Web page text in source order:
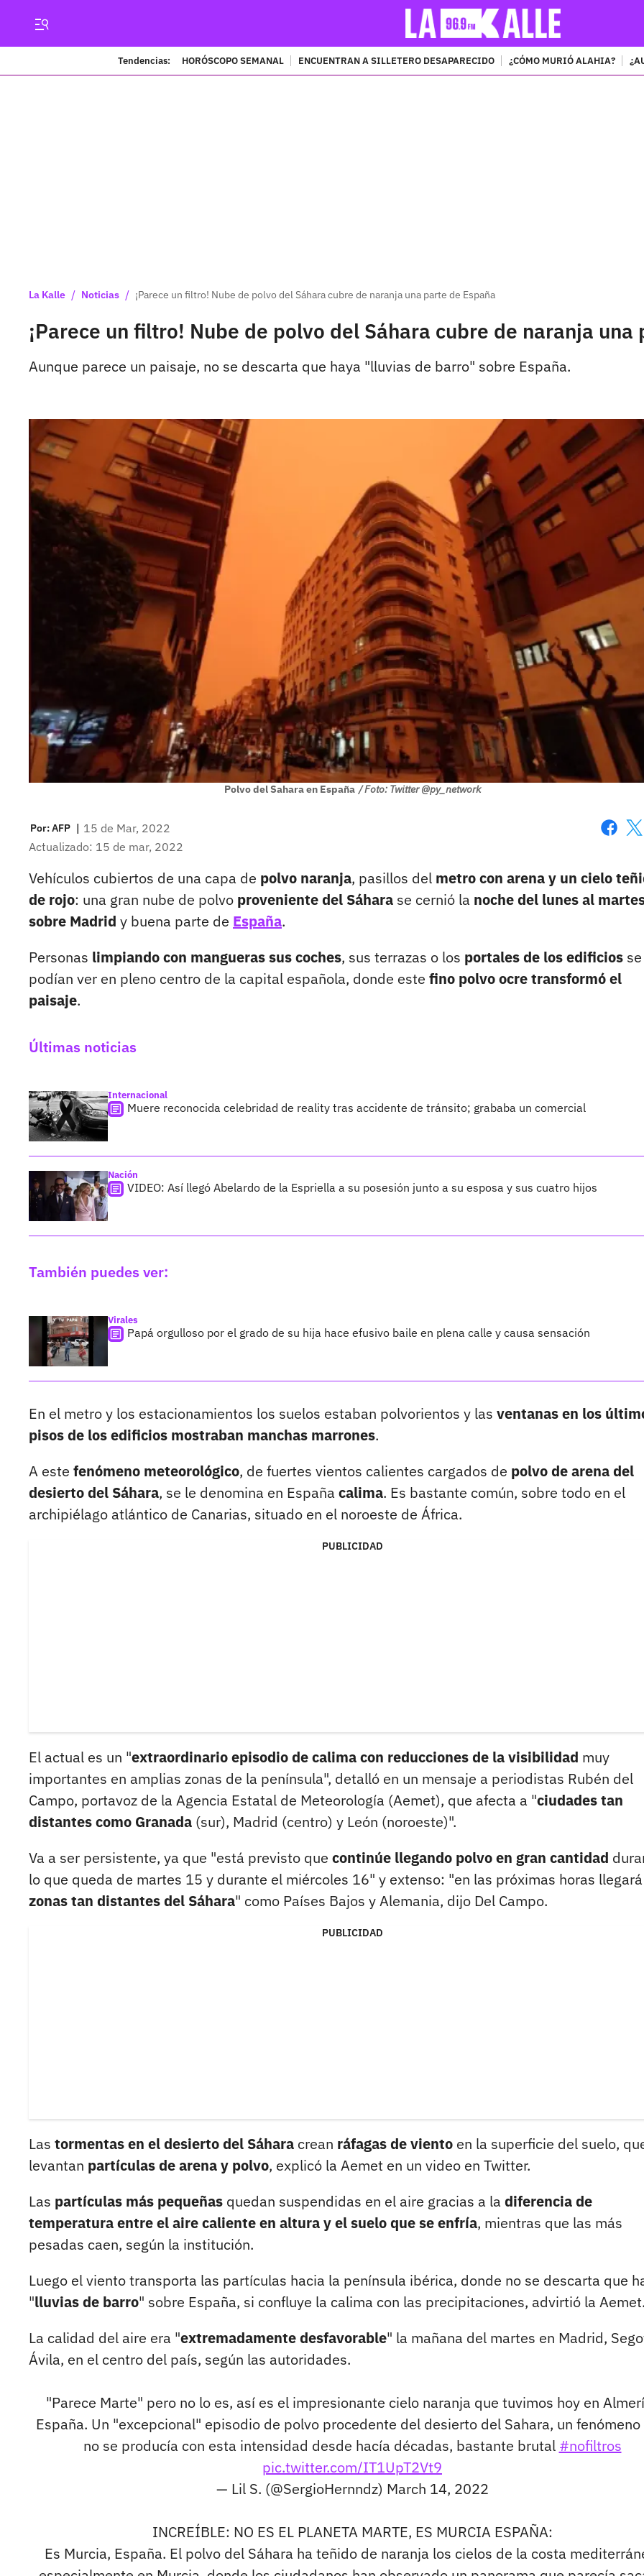
Tendencias: HORÓSCOPO SEMANAL ENCUENTRAN A SILLETERO DESAPARECIDO ¿CÓMO MURIÓ ALAHIA?
La Kalle / Noticias / ¡Parece un filtro! Nube de polvo del Sáhara cubre de naranja una parte de España
¡Parece un filtro! Nube de polvo del Sáhara cubre de naranja una
Aunque parece un paisaje, no se descarta que haya "lluvias de barro" sobre España.
Polvo del Sahara en España / Foto: Twitter @py_network
Por:AFP | 15 de Mar, 2022
Actualizado: 15 de mar, 2022
Vehículos cubiertos de una capa de polvo naranja, pasillos del metro con arena y un cielo
de rojo: una gran nube de polvo proveniente del Sáhara se cernió la noche del lunes al
sobre Madrid y buena parte de España.
Personas limpiando con mangueras sus coches, sus terrazas o los portales de los edificios se
podían ver en pleno centro de la capital española, donde este fino polvo ocre transformó el
paisaje.
Últimas noticias
Internacional
Muere reconocida celebridad de reality tras accidente de tránsito; grababa un comercial
Nación
VIDEO: Así llegó Abelardo de la Espriella a su posesión junto a su esposa y sus cuatro hijos
También puedes ver:
Virales
Papá orgulloso por el grado de su hija hace efusivo baile en plena calle y causa sensación
En el metro y los estacionamientos los suelos estaban polvorientos y las ventanas en los
pisos de los edificios mostraban manchas marrones.
A este fenómeno meteorológico, de fuertes vientos calientes cargados de polvo de arena del
desierto del Sáhara, se le denomina en España calima. Es bastante común, sobre todo en el
archipiélago atlántico de Canarias, situado en el noroeste de África.
PUBLICIDAD
El actual es un "extraordinario episodio de calima con reducciones de la visibilidad muy
importantes en amplias zonas de la península", detalló en un mensaje a periodistas Rubén del
Campo, portavoz de la Agencia Estatal de Meteorología (Aemet), que afecta a "ciudades tan
distantes como Granada (sur), Madrid (centro) y León (noroeste)".
Va a ser persistente, ya que "está previsto que continúe llegando polvo en gran cantidad
lo que queda de martes 15 y durante el miércoles 16" y extenso: "en las próximas horas
zonas tan distantes del Sáhara" como Países Bajos y Alemania, dijo Del Campo.
PUBLICIDAD
Las tormentas en el desierto del Sáhara crean ráfagas de viento en la superficie del suelo,
levantan partículas de arena y polvo, explicó la Aemet en un video en Twitter.
Las partículas más pequeñas quedan suspendidas en el aire gracias a la diferencia de
temperatura entre el aire caliente en altura y el suelo que se enfría, mientras que las más
pesadas caen, según la institución.
Luego el viento transporta las partículas hacia la península ibérica, donde no se descarta que
"lluvias de barro" sobre España, si confluye la calima con las precipitaciones, advirtió la
La calidad del aire era "extremadamente desfavorable" la mañana del martes en Madrid,
Ávila, en el centro del país, según las autoridades.
"Parece Marte" pero no lo es, así es el impresionante cielo naranja que tuvimos hoy en
España. Un "excepcional" episodio de polvo procedente del desierto del Sahara, un
no se producía con esta intensidad desde hacía décadas, bastante brutal #nofiltros
pic.twitter.com/IT1UpT2Vt9
— Lil S. (@SergioHernndz) March 14, 2022
INCREÍBLE: NO ES EL PLANETA MARTE, ES MURCIA ESPAÑA:
Es Murcia, España. El polvo del Sáhara ha teñido de naranja los cielos de la costa